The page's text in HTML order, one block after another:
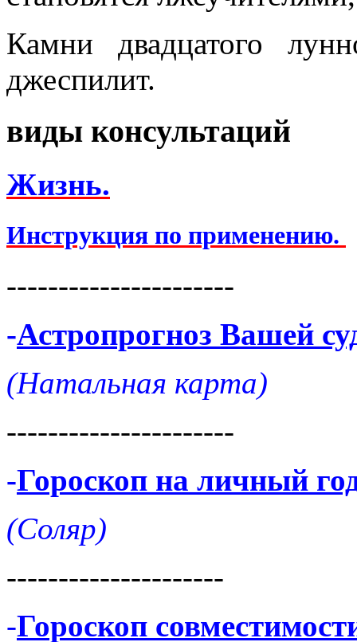
Камни двадцатого
джеспилит.
виды консультаций
Жизнь.
Инструкция по применению.
----------------------
-Астропрогноз Вашей
(Натальная карта)
----------------------
-Гороскоп на личный
(Соляр)
---------------------
-Гороскоп